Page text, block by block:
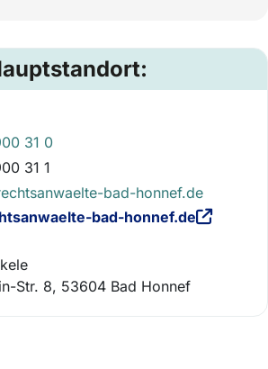
31 0
31 1
bad-honnef.de
bad-honnef.de
Str. 8, 53604 Bad Honnef